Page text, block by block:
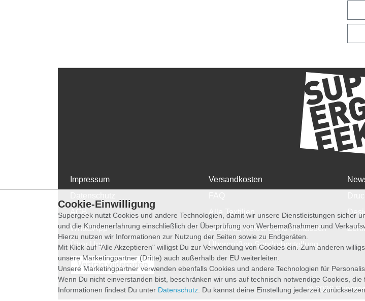
Impressum
WhatsApp
Über Uns
Versandkosten
Alle Textilien
Widerruf, Retoure und Umtausch
Übergrößen Sonderbestellung
Vertrag widerrufen
© 2026
Cookie-Einwilligung
Supergeek nutzt Cookies und andere Technologien, damit wir unsere Dienstleistungen sicher
und die Kundenerfahrung einschließlich der Überprüfung von Werbemaßnahmen und
Hierzu nutzen wir Informationen zur Nutzung der Seiten sowie zu Endgeräten.
Mit Klick auf "Alle Akzeptieren" willigst Du zur Verwendung von Cookies ein. Zum anderen
unsere Marketingpartner (Dritte) auch außerhalb der EU weiterleiten.
Unsere Marketingpartner verwenden ebenfalls Cookies und andere Technologien für
Wenn Du nicht einverstanden bist, beschränken wir uns auf technisch notwendige Cookies,
Informationen findest Du unter Datenschutz . Du kannst deine Einstellung jederzeit